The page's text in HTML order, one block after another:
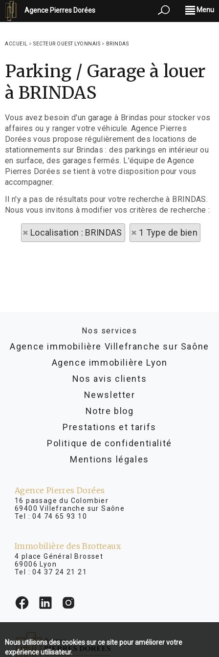
Agence Pierres Dorées Menu
ACCUEIL > SECTEUR OUEST LYONNAIS > BRINDAS
Parking / Garage à louer
à BRINDAS
Vous avez besoin d'un garage à Brindas pour stocker vos
affaires ou y ranger votre véhicule. Agence Pierres
Dorées vous propose régulièrement des locations de
stationnements sur Brindas : des parkings en intérieur ou
en surface, des garages fermés. L'équipe de Agence
Pierres Dorées se tient à votre disposition pour vous
accompagner.
Il n'y a pas de résultats pour votre recherche à BRINDAS.
Nous vous invitons à modifier vos critères de recherche :
Localisation : BRINDAS 1 Type de bien
Nos services
Agence immobilière Villefranche sur Saône
Agence immobilière Lyon
Nos avis clients
Newsletter
Notre blog
Prestations et tarifs
Politique de confidentialité
Mentions légales
Agence Pierres Dorées
16 passage du Colombier
69400 Villefranche sur Saône
Tel :04 74 65 93 10
Immobilière des Brotteaux
4 place Général Brosset
69006 Lyon
Tel :04 37 24 21 21
Nous utilisons des cookies sur ce site pour améliorer votre
expérience utilisateur.